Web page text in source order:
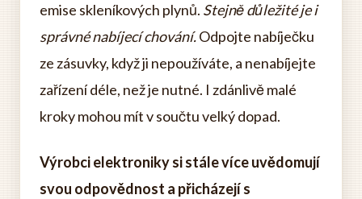
emise skleníkových plynů. Stejně důležité je i
správné nabíjecí chování.Odpojte nabíječku
ze zásuvky, když ji nepoužíváte, a nenabíjejte
zařízení déle, než je nutné. I zdánlivě malé
kroky mohou mít v součtu velký dopad.
Výrobci elektroniky si stále více uvědomují
svou odpovědnost a přicházejí s